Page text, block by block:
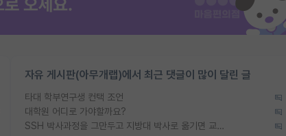
자유 게시판(아무개랩)에서 최근 댓글이 많이 달린 글
타대 학부연구생 컨택 조언
대학원 어디로 가야할까요?
SSH 박사과정을 그만두고 지방대 박사로 옮기면 교수의 꿈은 끝일까요?